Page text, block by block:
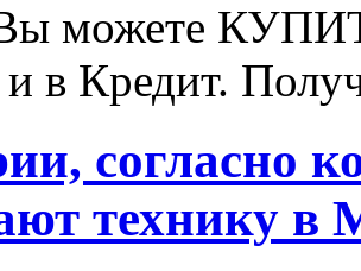
можете
и в Кредит.
согласно
технику в